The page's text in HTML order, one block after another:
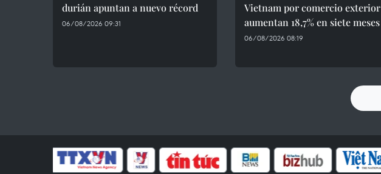
durián apuntan a nuevo récord
06/08/2026 09:31
Vietnam por comercio exterior
aumentan 18,7% en siete meses
06/08/2026 08:19